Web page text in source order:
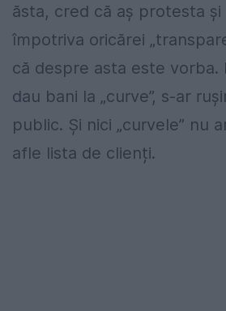
ăsta, cred că aș protesta
împotriva oricărei
că despre asta este vorba.
dau bani la „curve”, s-ar
public. Și nici „curvele” nu
afle lista de clienți.